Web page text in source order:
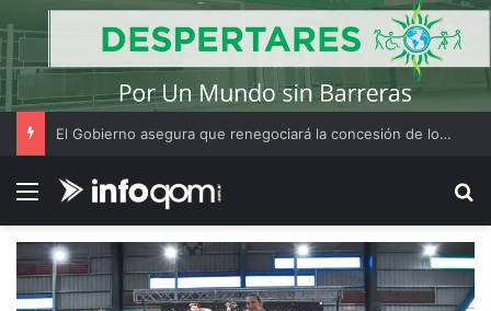
El Gobierno asegura que renegociará la concesión de los principales aeropuertos del país
Menú